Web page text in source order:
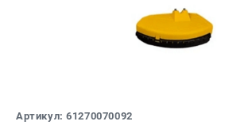
Артикул: 61270070092